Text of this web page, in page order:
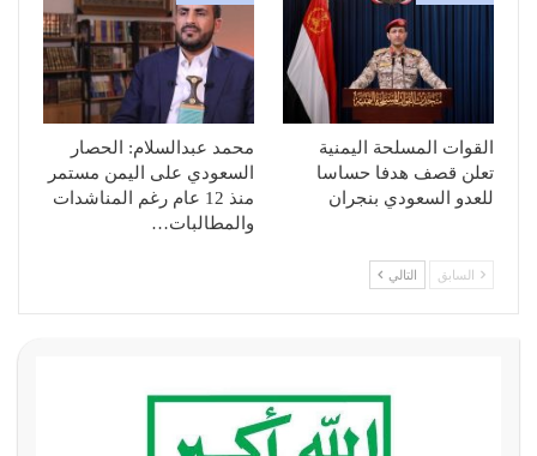
القوات المسلحة اليمنية
تعلن قصف هدفا حساسا
للعدو السعودي بنجران
محمد عبدالسلام: الحصار
السعودي على اليمن مستمر
منذ 12 عام رغم المناشدات
والمطالبات…
السابق التالي